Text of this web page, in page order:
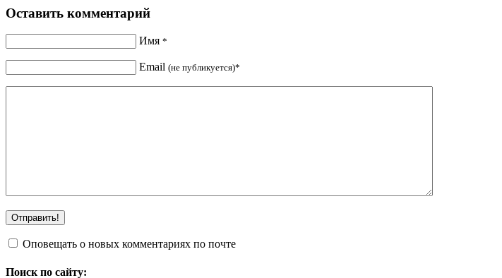
Оставить комментарий
Имя *
Email (не публикуется)*
Оповещать о новых комментариях по почте
Поиск по сайту: